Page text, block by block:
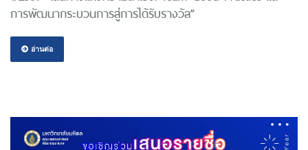
การพัฒนากระบวนการสู่การได้รับรางวัล”
อ่านต่อ